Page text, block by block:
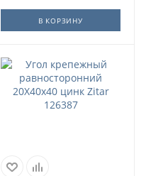
В КОРЗИНУ